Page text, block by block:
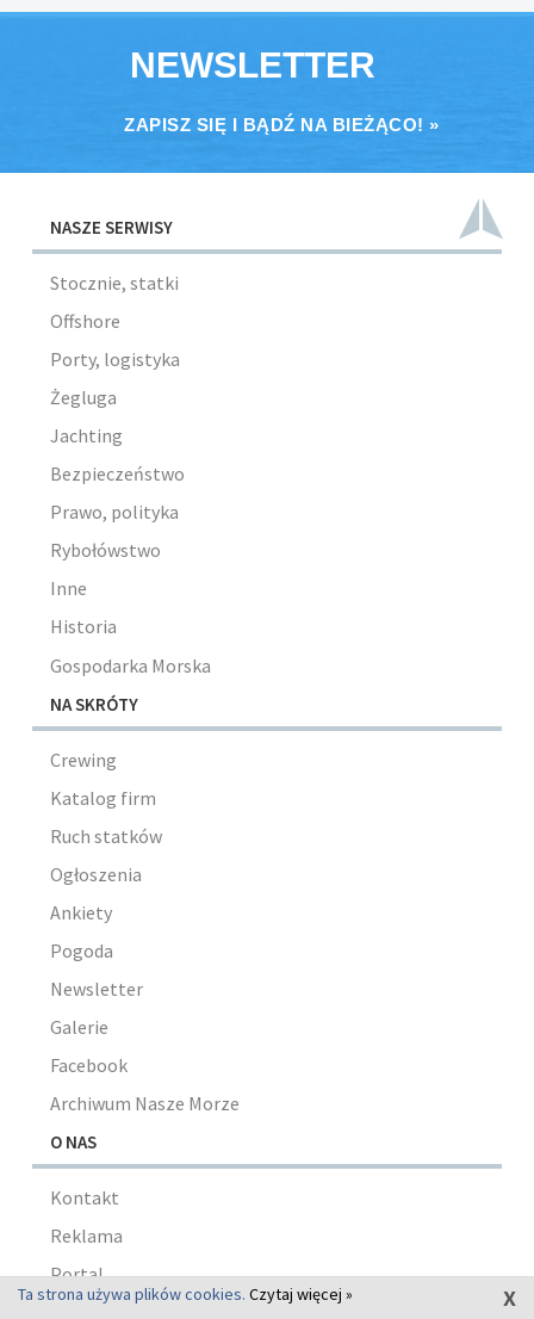
NEWSLETTER
ZAPISZ SIĘ I BĄDŹ NA BIEŻĄCO! »
NASZE SERWISY
Stocznie, statki
Offshore
Porty, logistyka
Żegluga
Jachting
Bezpieczeństwo
Prawo, polityka
Rybołówstwo
Inne
Historia
Gospodarka Morska
NA SKRÓTY
Crewing
Katalog firm
Ruch statków
Ogłoszenia
Ankiety
Pogoda
Newsletter
Galerie
Facebook
Archiwum Nasze Morze
O NAS
Kontakt
Reklama
Portal
Ta strona używa plików cookies. Czytaj więcej » x